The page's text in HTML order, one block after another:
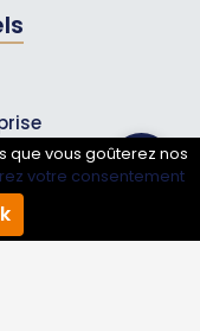
que vous goûterez nos
votre consentement